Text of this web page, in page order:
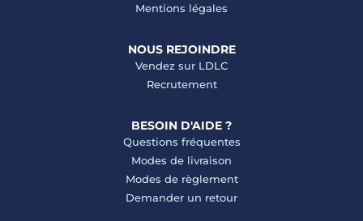
Mentions légales
NOUS REJOINDRE
Vendez sur LDLC
Recrutement
BESOIN D'AIDE ?
Questions fréquentes
Modes de livraison
Modes de règlement
Demander un retour